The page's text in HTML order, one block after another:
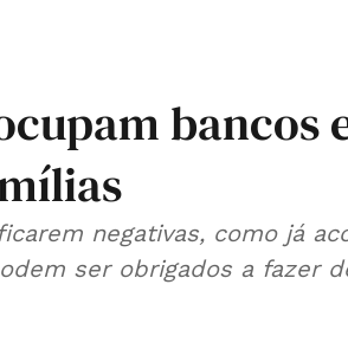
bancos
negativas, como já
ser obrigados a fazer